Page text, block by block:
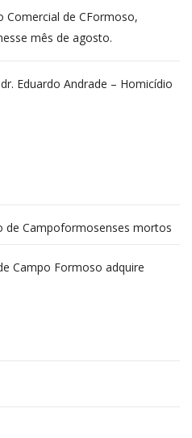
Comercial de CFormoso,
mês de agosto.
Eduardo Andrade – Homicídio
de Campoformosenses mortos
em desabamentos são
Campo Formoso adquire